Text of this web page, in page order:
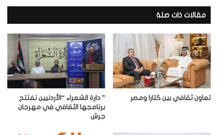
ي
د
ك
ا
ل
إ
ل
ت
ر
مقالات ذات صلة
تعاون ثقافي بين كتارا ومصر
” دارة الشعراء “الأردنيين تفتتح
برنامجها الثقافي في مهرجان
جرش